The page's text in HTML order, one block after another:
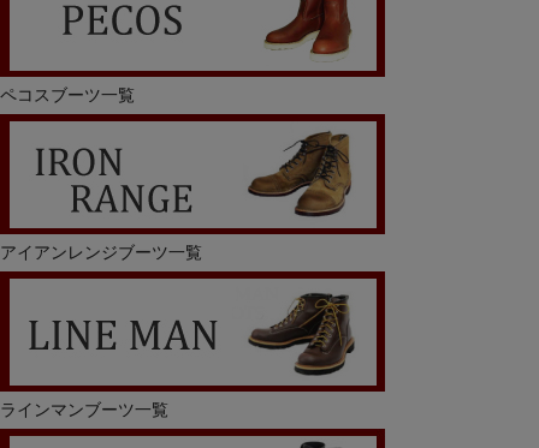
ペコスブーツ一覧
アイアンレンジブーツ一覧
ラインマンブーツ一覧